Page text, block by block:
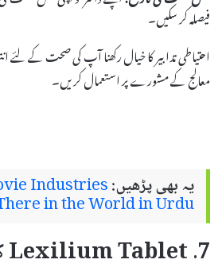
فیصلہ کر سکیں۔
احتیاطی تدابیر کا خیال رکھنا آپ کی صحت کے لئے
معالج کے مشورے پر استعمال کریں۔
یہ بھی پڑھیں:Industries
in the World in Urdu
7. Lexilium Tablet کے متبادل